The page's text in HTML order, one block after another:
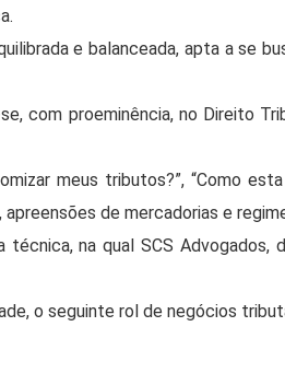
e balanceada, apta a se
com proeminência, no Direito
meus tributos?”, “Como
de mercadorias e
na qual SCS Advogados,
o seguinte rol de negócios